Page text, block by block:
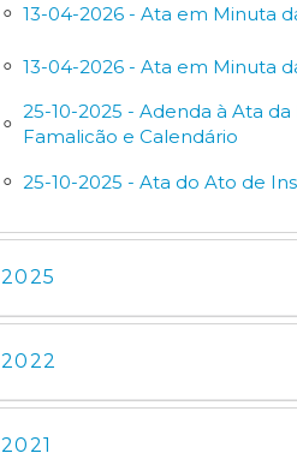
13-04-2026 - Ata em Minuta
13-04-2026 - Ata em Minuta
25-10-2025 - Adenda à Ata
Famalicão e Calendário
25-10-2025 - Ata do Ato de
2025
2022
2021